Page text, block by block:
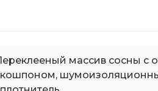
массив сосны с